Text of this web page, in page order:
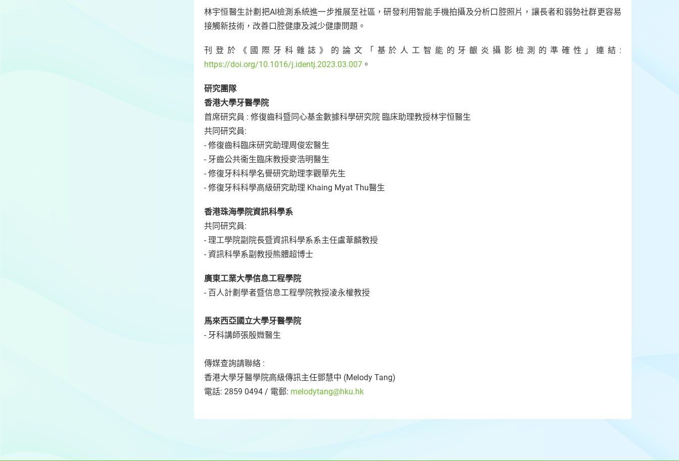
林宇恒醫生計劃把AI檢測系統進一步推展至社區，研發利用智能手機拍攝及分析口腔照片，讓長者和弱勢社群更容易
接觸新技術，改善口腔健康及減少健康問題。
刊登於《國際牙科雜誌》的論文「基於人工智能的牙齦炎攝影檢測的準確性」連結:
https://doi.org/10.1016/j.identj.2023.03.007 。
研究團隊
香港大學牙醫學院
首席研究員 : 修復齒科暨同心基金數據科學研究院 臨床助理教授林宇恒醫生
共同研究員:
- 修復齒科臨床研究助理周俊宏醫生
- 牙齒公共衞生臨床教授麥浩明醫生
- 修復牙科科學名譽研究助理李觀華先生
- 修復牙科科學高級研究助理 Khaing Myat Thu醫生
香港珠海學院資訊科學系
共同研究員:
- 理工學院副院長暨資訊科學系系主任盧葦麟教授
- 資訊科學系副教授熊體超博士
廣東工業大學信息工程學院
- 百人計劃學者暨信息工程學院教授凌永權教授
馬來西亞國立大學牙醫學院
- 牙科講師張殷媺醫生
傳媒查詢請聯絡 :
香港大學牙醫學院高級傳訊主任鄧慧中 (Melody Tang)
電話: 2859 0494 / 電郵: melodytang@hku.hk